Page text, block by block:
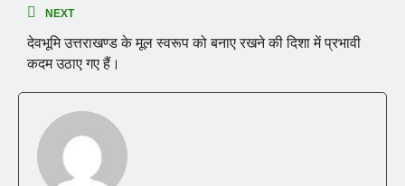
NEXT
देवभूमि उत्तराखण्ड के मूल स्वरूप को बनाए रखने की दिशा में प्रभावी
कदम उठाए गए हैं।